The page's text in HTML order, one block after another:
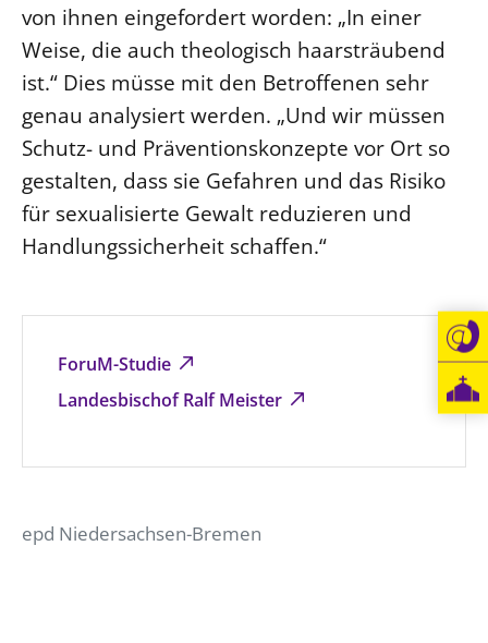
ForuM-Studie
Landesbischof Ralf Meister
von ihnen eingefordert worden: „In einer
Weise, die auch theologisch haarsträubend
ist.“ Dies müsse mit den Betroffenen sehr
genau analysiert werden. „Und wir müssen
Schutz- und Präventionskonzepte vor Ort so
gestalten, dass sie Gefahren und das Risiko
für sexualisierte Gewalt reduzieren und
Handlungssicherheit schaffen.“
epd Niedersachsen-Bremen
Kantine Speiseplan
Kirchliches Amtsblatt
Kirchliche Verwaltung
Klimaschutzgesetz
Kunstreferat
NKVK
Personalausschuss
Terminstundenplaner